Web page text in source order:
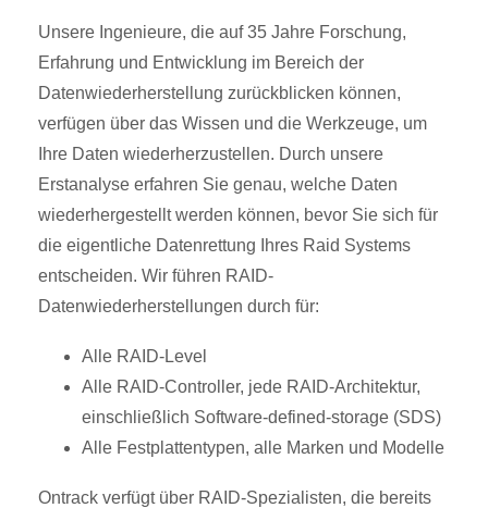
Unsere Ingenieure, die auf 35 Jahre Forschung,
Erfahrung und Entwicklung im Bereich der
Datenwiederherstellung zurückblicken können,
verfügen über das Wissen und die Werkzeuge, um
Ihre Daten wiederherzustellen. Durch unsere
Erstanalyse erfahren Sie genau, welche Daten
wiederhergestellt werden können, bevor Sie sich für
die eigentliche Datenrettung Ihres Raid Systems
entscheiden. Wir führen RAID-
Datenwiederherstellungen durch für:
Alle RAID-Level
Alle RAID-Controller, jede RAID-Architektur,
einschließlich Software-defined-storage (SDS)
Alle Festplattentypen, alle Marken und Modelle
Ontrack verfügt über RAID-Spezialisten, die bereits